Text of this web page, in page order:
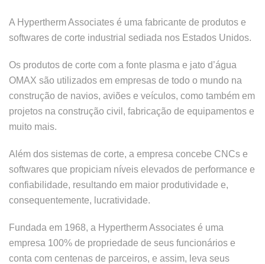
A Hypertherm Associates é uma fabricante de produtos e
softwares de corte industrial sediada nos Estados Unidos.
Os produtos de corte com a fonte plasma e jato d’água
OMAX são utilizados em empresas de todo o mundo na
construção de navios, aviões e veículos, como também em
projetos na construção civil, fabricação de equipamentos e
muito mais.
Além dos sistemas de corte, a empresa concebe CNCs e
softwares que propiciam níveis elevados de performance e
confiabilidade, resultando em maior produtividade e,
consequentemente, lucratividade.
Fundada em 1968, a Hypertherm Associates é uma
empresa 100% de propriedade de seus funcionários e
conta com centenas de parceiros, e assim, leva seus